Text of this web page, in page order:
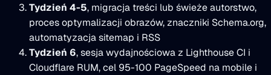
Tydzień 4-5, migracja treści lub świeże autorstwo,
proces optymalizacji obrazów, znaczniki Schema.org,
automatyzacja sitemap i RSS
Tydzień 6, sesja wydajnościowa z Lighthouse CI i
Cloudflare RUM, cel 95-100 PageSpeed na mobile i